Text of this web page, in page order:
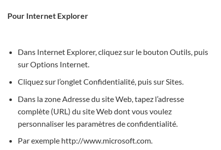
Pour Internet Explorer
Dans Internet Explorer, cliquez sur le bouton Outils, puis
sur Options Internet.
Cliquez sur l’onglet Confidentialité, puis sur Sites.
Dans la zone Adresse du site Web, tapez l’adresse
complète (URL) du site Web dont vous voulez
personnaliser les paramètres de confidentialité.
Par exemple http://www.microsoft.com.